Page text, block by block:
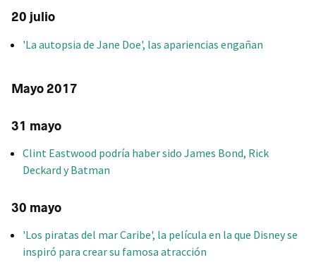
20 julio
'La autopsia de Jane Doe', las apariencias engañan
Mayo 2017
31 mayo
Clint Eastwood podría haber sido James Bond, Rick
Deckard y Batman
30 mayo
'Los piratas del mar Caribe', la película en la que Disney se
inspiró para crear su famosa atracción